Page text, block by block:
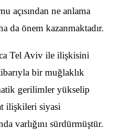
açısından ne anlama
da önem kazanmaktadır.
Tel Aviv ile ilişkisini
bir muğlaklık
gerilimler yükselip
ilişkileri siyasi
varlığını sürdürmüştür.